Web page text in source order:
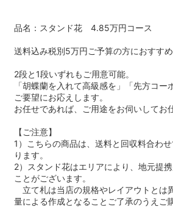
品名：スタンド花 4.85万円コース
送料込み税別5万円ご予算の方におすすめ
2段と1段いずれもご用意可能。
「胡蝶蘭を入れて高級感を」「先方コ
ご要望にお応えします。
お任せであれば、ご用途をお伺いしてお
【ご注意】
1）こちらの商品は、送料と回収料合わ
ります。
2）スタンド花はエリアにより、地元提
ことがございます。
立て札は当店の規格やレイアウトとは
量による作成となることご了承のうえご